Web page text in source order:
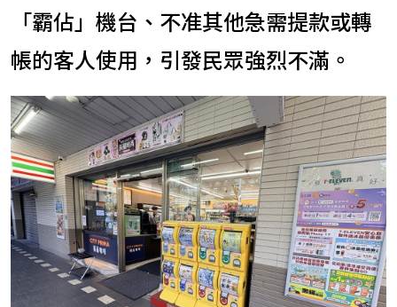
「霸佔」機台、不准其他急需提款或轉
帳的客人使用，引發民眾強烈不滿。